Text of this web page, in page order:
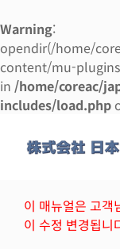
Warning:
opendir(/home/
content/mu-
in /home/coreac/
includes/load.php
이 매뉴얼은 고객
이 수정 변경됩니